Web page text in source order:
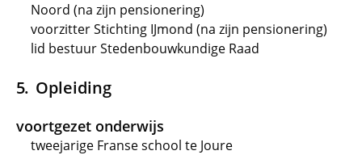
Noord (na zijn pensionering)
voorzitter Stichting IJmond (na zijn pensionering)
lid bestuur Stedenbouwkundige Raad
Opleiding
voortgezet onderwijs
tweejarige Franse school te Joure